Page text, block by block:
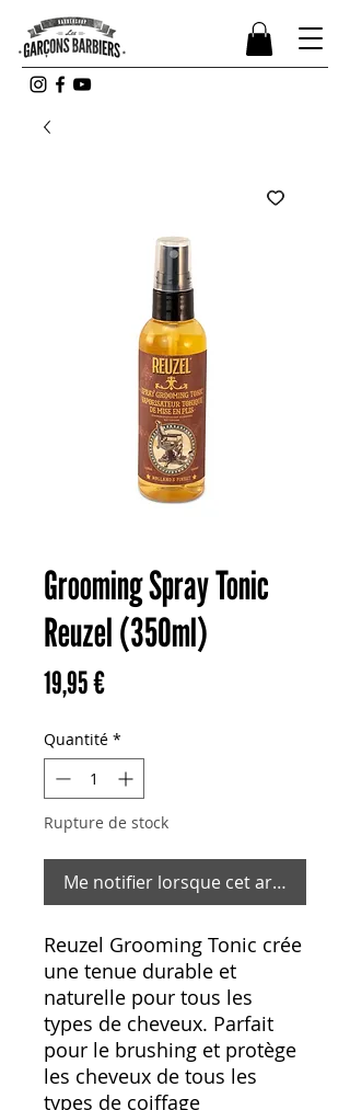
Grooming Spray Tonic
Reuzel (350ml)
19,95 €Prix
Quantité *
Rupture de stock
Me notifier lorsque cet article est
Reuzel Grooming Tonic crée
une tenue durable et
naturelle pour tous les
types de cheveux. Parfait
pour le brushing et protège
les cheveux de tous les
types de coiffage